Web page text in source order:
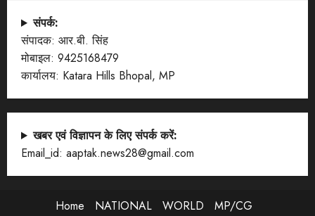
संपर्क:
संपादक: आर.बी. सिंह
मोबाइल: 9425168479
कार्यालय: Katara Hills Bhopal, MP
खबर एवं विज्ञापन के लिए संपर्क करें:
Email_id: aaptak.news28@gmail.com
Home NATIONAL WORLD
MP/CG